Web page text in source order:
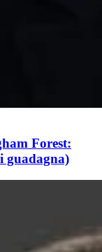
Forest:
guadagna)